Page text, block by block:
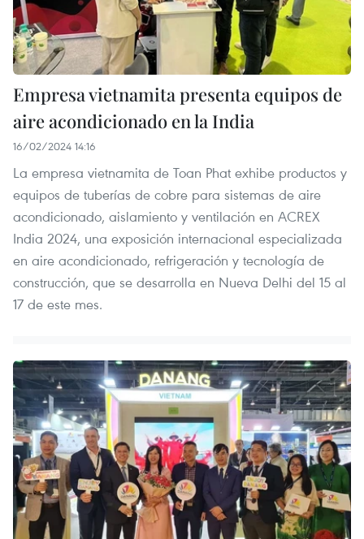
Empresa vietnamita presenta equipos de
aire acondicionado en la India
16/02/2024 14:16
La empresa vietnamita de Toan Phat exhibe productos y
equipos de tuberías de cobre para sistemas de aire
acondicionado, aislamiento y ventilación en ACREX
India 2024, una exposición internacional especializada
en aire acondicionado, refrigeración y tecnología de
construcción, que se desarrolla en Nueva Delhi del 15 al
17 de este mes.